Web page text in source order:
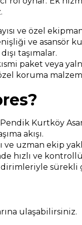
ve özel
ve asansör
taşımalar.
paket veya
koruma
Kurtköy
akışı.
uzman ekip
hızlı ve kontrollü
sürekli
ulaşabilirsiniz.